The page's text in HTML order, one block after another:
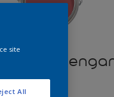
ini
site
All